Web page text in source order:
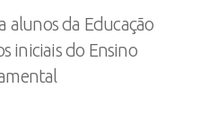
alunos da Educação
iniciais do Ensino